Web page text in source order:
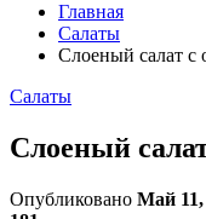
Главная
Салаты
Слоеный салат с
Салаты
Слоеный
Опубликовано Май 11,